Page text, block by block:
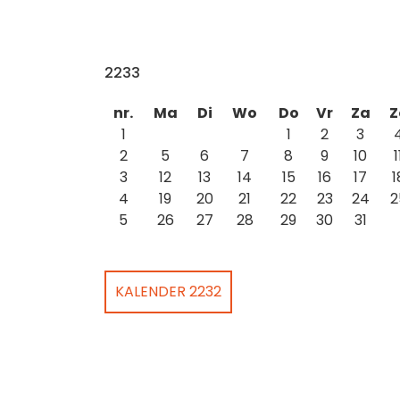
2233
nr.
Ma Di Wo Do Vr Za
1
1 2 3
2
5 6 7 8 9 10
3
12 13 14 15 16 17
4
19 20 21 22 23 24
5
26 27 28 29 30 31
KALENDER 2232